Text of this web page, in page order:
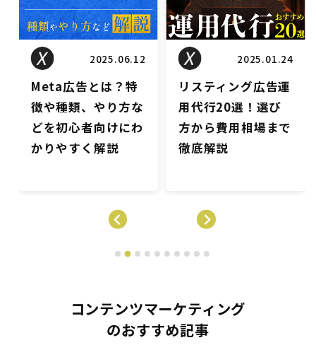
2025.01.24
リスティング広告運
用代行20選！選び
方から費用相場まで
徹底解説
2025.01.10
広告のA/Bテストと
は？種類や実施方
法、広告媒体ごとの
設定方法・ポイント
コンテンツマーケティング
のおすすめ記事